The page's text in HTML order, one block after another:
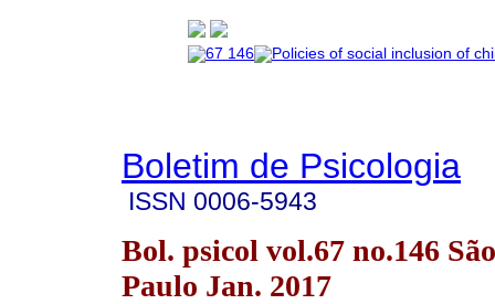
Boletim de Psicologia
ISSN 0006-5943
Bol. psicol vol.67 no.146 São
Paulo Jan. 2017